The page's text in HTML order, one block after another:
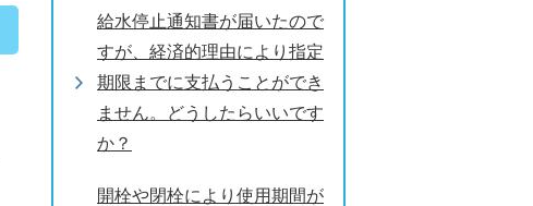
給水停止通知書が届いたので
すが、経済的理由により指定
期限までに支払うことができ
ません。どうしたらいいです
か？
開栓や閉栓により使用期間が